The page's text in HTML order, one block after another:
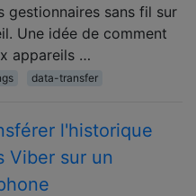
gestionnaires sans fil sur
Une idée de comment
appareils …
data-transfer
l'historique
Viber sur un